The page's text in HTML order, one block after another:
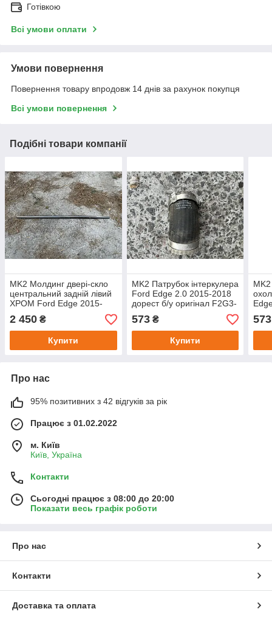
Готівкою
Всі умови оплати
Умови повернення
Повернення товару впродовж 14 днів за рахунок покупця
Всі умови повернення
Подібні товари компанії
MK2 Молдинг двері-скло
центральний задній лівий
ХРОМ Ford Edge 2015-
2018 дорест б/у оригінал
2 450 ₴
Купити
MK2 Патрубок інтеркулера
Ford Edge 2.0 2015-2018
дорест б/у оригінал F2G3-
6C646-CG
573₴
Купити
573
Про нас
95% позитивних з 42 відгуків за рік
Працює з 01.02.2022
м. Київ
Київ, Україна
Контакти
Сьогодні працює з 08:00 до 20:00
Показати весь графік роботи
Про нас
Контакти
Доставка та оплата